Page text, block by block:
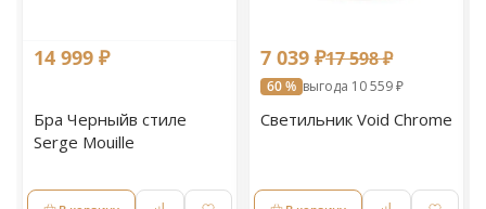
14 999 ₽
Бра Черныйв стиле
Serge Mouille
7 039 ₽17 598 ₽
60 % выгода 10 559 ₽
Светильник Void Chrome